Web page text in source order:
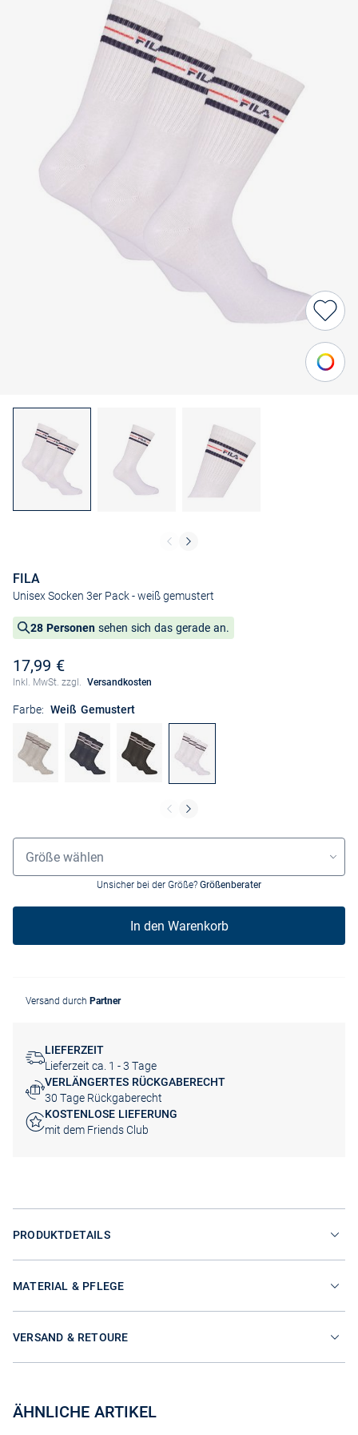
FILA
Unisex Socken 3er Pack- weiß gemustert
28 Personen sehen sich das gerade an.
17,99 €
Inkl. MwSt. zzgl. Versandkosten
Farbe: Weiß Gemustert
Größenauswahl
Größe wählen
Unsicher bei der Größe? Größenberater
In den Warenkorb
Versand durch Partner
LIEFERZEIT
Lieferzeit ca. 1 - 3 Tage
VERLÄNGERTES RÜCKGABERECHT
30 Tage Rückgaberecht
KOSTENLOSE LIEFERUNG
mit dem Friends Club
PRODUKTDETAILS
MATERIAL & PFLEGE
VERSAND & RETOURE
ÄHNLICHE ARTIKEL